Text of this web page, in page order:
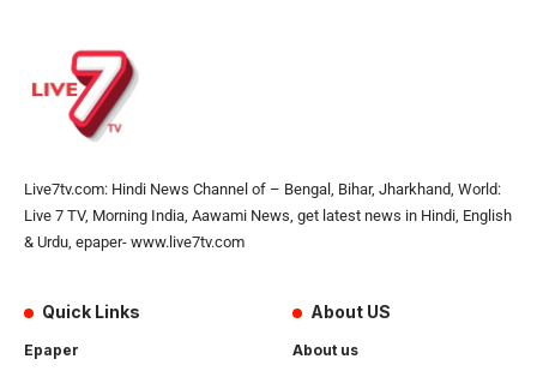
Live7tv.com: Hindi News Channel of – Bengal, Bihar, Jharkhand, World:
Live 7 TV, Morning India, Aawami News, get latest news in Hindi, English
& Urdu, epaper- www.live7tv.com
Quick Links
Epaper
About US
About us